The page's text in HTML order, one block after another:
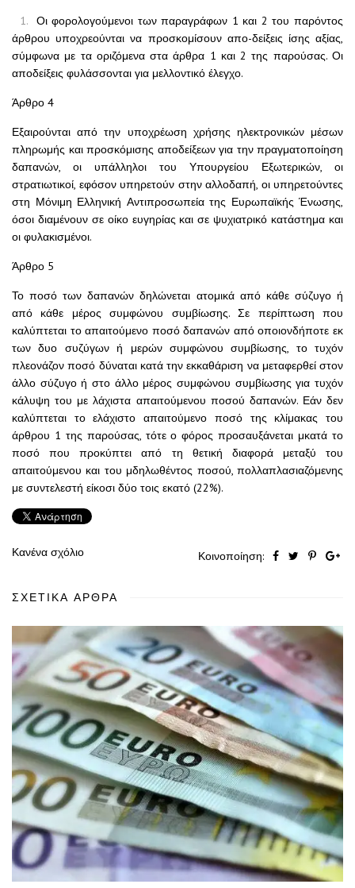
Οι φορολογούμενοι των παραγράφων 1 και 2 του παρόντος
άρθρου υποχρεούνται να προσκομίσουν απο-δείξεις ίσης αξίας,
σύμφωνα με τα οριζόμενα στα άρθρα 1 και 2 της παρούσας. Οι
αποδείξεις φυλάσσονται για μελλοντικό έλεγχο.
Άρθρο 4
Εξαιρούνται από την υποχρέωση χρήσης ηλεκτρονικών μέσων
πληρωμής και προσκόμισης αποδείξεων για την πραγματοποίηση
δαπανών, οι υπάλληλοι του Υπουργείου Εξωτερικών, οι
στρατιωτικοί, εφόσον υπηρετούν στην αλλοδαπή, οι υπηρετούντες
στη Μόνιμη Ελληνική Αντιπροσωπεία της Ευρωπαϊκής Ένωσης,
όσοι διαμένουν σε οίκο ευγηρίας και σε ψυχιατρικό κατάστημα και
οι φυλακισμένοι.
Άρθρο 5
Το ποσό των δαπανών δηλώνεται ατομικά από κάθε σύζυγο ή
από κάθε μέρος συμφώνου συμβίωσης. Σε περίπτωση που
καλύπτεται το απαιτούμενο ποσό δαπανών από οποιονδήποτε εκ
των δυο συζύγων ή μερών συμφώνου συμβίωσης, το τυχόν
πλεονάζον ποσό δύναται κατά την εκκαθάριση να μεταφερθεί στον
άλλο σύζυγο ή στο άλλο μέρος συμφώνου συμβίωσης για τυχόν
κάλυψη του με λάχιστα απαιτούμενου ποσού δαπανών. Εάν δεν
καλύπτεται το ελάχιστο απαιτούμενο ποσό της κλίμακας του
άρθρου 1 της παρούσας, τότε ο φόρος προσαυξάνεται μκατά το
ποσό που προκύπτει από τη θετική διαφορά μεταξύ του
απαιτούμενου και του μδηλωθέντος ποσού, πολλαπλασιαζόμενης
με συντελεστή είκοσι δύο τοις εκατό (22%).
Κανένα σχόλιο Κοινοποίηση:
ΣΧΕΤΙΚΆ ΆΡΘΡΑ